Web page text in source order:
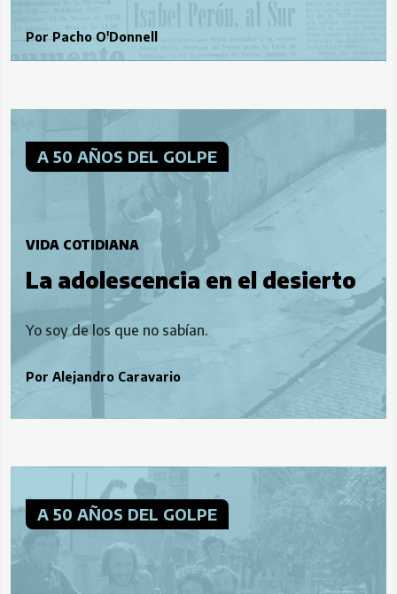
Por Pacho O'Donnell
A 50 AÑOS DEL GOLPE
VIDA COTIDIANA
La adolescencia en el desierto
Yo soy de los que no sabían.
Por Alejandro Caravario
A 50 AÑOS DEL GOLPE